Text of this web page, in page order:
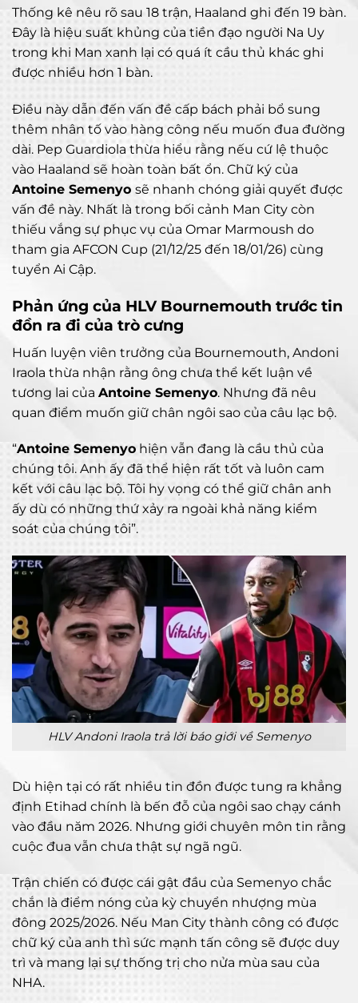
Thống kê nêu rõ sau 18 trận, Haaland ghi đến 19 bàn.
Đây là hiệu suất khủng của tiền đạo người Na Uy
trong khi Man xanh lại có quá ít cầu thủ khác ghi
được nhiều hơn 1 bàn.
Điều này dẫn đến vấn đề cấp bách phải bổ sung
thêm nhân tố vào hàng công nếu muốn đua đường
dài. Pep Guardiola thừa hiểu rằng nếu cứ lệ thuộc
vào Haaland sẽ hoàn toàn bất ổn. Chữ ký của
Antoine Semenyo sẽ nhanh chóng giải quyết được
vấn đề này. Nhất là trong bối cảnh Man City còn
thiếu vắng sự phục vụ của Omar Marmoush do
tham gia AFCON Cup (21/12/25 đến 18/01/26) cùng
tuyển Ai Cập.
Phản ứng của HLV Bournemouth trước tin
đồn ra đi của trò cưng
Huấn luyện viên trưởng của Bournemouth, Andoni
Iraola thừa nhận rằng ông chưa thể kết luận về
tương lai của Antoine Semenyo. Nhưng đã nêu
quan điểm muốn giữ chân ngôi sao của câu lạc bộ.
“Antoine Semenyo hiện vẫn đang là cầu thủ của
chúng tôi. Anh ấy đã thể hiện rất tốt và luôn cam
kết với câu lạc bộ. Tôi hy vọng có thể giữ chân anh
ấy dù có những thứ xảy ra ngoài khả năng kiểm
soát của chúng tôi”.
HLV Andoni Iraola trả lời báo giới về Semenyo
Dù hiện tại có rất nhiều tin đồn được tung ra khẳng
định Etihad chính là bến đỗ của ngôi sao chạy cánh
vào đầu năm 2026. Nhưng giới chuyên môn tin rằng
cuộc đua vẫn chưa thật sự ngã ngũ.
Trận chiến có được cái gật đầu của Semenyo chắc
chắn là điểm nóng của kỳ chuyển nhượng mùa
đông 2025/2026. Nếu Man City thành công có được
chữ ký của anh thì sức mạnh tấn công sẽ được duy
trì và mang lại sự thống trị cho nửa mùa sau của
NHA.